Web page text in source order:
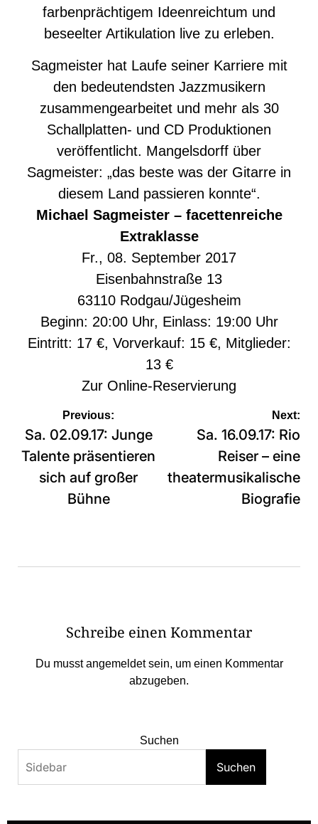
farbenprächtigem Ideenreichtum und
beseelter Artikulation live zu erleben.
Sagmeister hat Laufe seiner Karriere mit
den bedeutendsten Jazzmusikern
zusammengearbeitet und mehr als 30
Schallplatten- und CD Produktionen
veröffentlicht. Mangelsdorff über
Sagmeister: „das beste was der Gitarre in
diesem Land passieren konnte“.
Michael Sagmeister – facettenreiche
Extraklasse
Fr., 08. September 2017
Eisenbahnstraße 13
63110 Rodgau/Jügesheim
Beginn: 20:00 Uhr, Einlass: 19:00 Uhr
Eintritt: 17 €, Vorverkauf: 15 €, Mitglieder:
13 €
Zur Online-Reservierung
Beitragsnavigation
Previous:
Sa. 02.09.17: Junge
Talente präsentieren
sich auf großer
Bühne
Next:
Sa. 16.09.17: Rio
Reiser – eine
theatermusikalische
Biografie
Schreibe einen Kommentar
Du musstangemeldetsein, um einen Kommentar
abzugeben.
Suchen
Suchen